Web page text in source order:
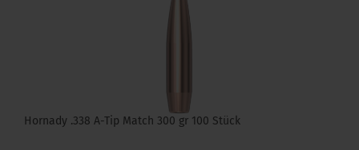
Hornady .338 A-Tip Match 300 gr 100 Stück